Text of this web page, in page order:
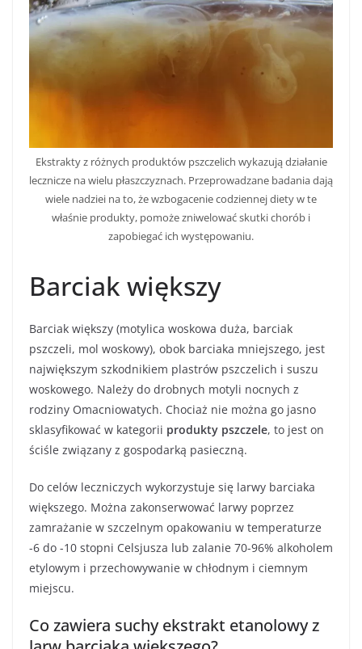
Ekstrakty z różnych produktów pszczelich wykazują działanie
lecznicze na wielu płaszczyznach. Przeprowadzane badania dają
wiele nadziei na to, że wzbogacenie codziennej diety w te
właśnie produkty, pomoże zniwelować skutki chorób i
zapobiegać ich występowaniu.
Barciak większy
Barciak większy (motylica woskowa duża, barciak
pszczeli, mol woskowy), obok barciaka mniejszego, jest
największym szkodnikiem plastrów pszczelich i suszu
woskowego. Należy do drobnych motyli nocnych z
rodziny Omacniowatych. Chociaż nie można go jasno
sklasyfikować w kategorii produkty pszczele, to jest on
ściśle związany z gospodarką pasieczną.
Do celów leczniczych wykorzystuje się larwy barciaka
większego. Można zakonserwować larwy poprzez
zamrażanie w szczelnym opakowaniu w temperaturze
-6 do -10 stopni Celsjusza lub zalanie 70-96% alkoholem
etylowym i przechowywanie w chłodnym i ciemnym
miejscu.
Co zawiera suchy ekstrakt etanolowy z